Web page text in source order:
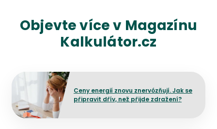
Objevte více v Magazínu
Kalkulátor.cz
Ceny energií znovu znervózňují. Jak se
připravit dřív, než přijde zdražení?
Přejít na detail článku